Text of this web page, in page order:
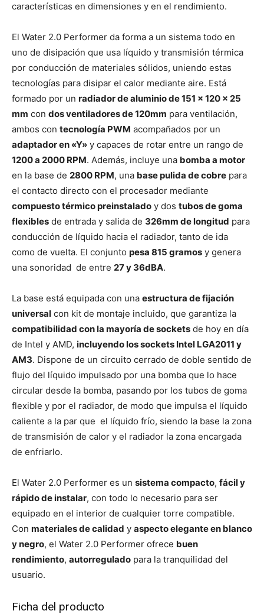
características en dimensiones y en el rendimiento.
El Water 2.0 Performer da forma a un sistema todo en
uno de disipación que usa líquido y transmisión térmica
por conducción de materiales sólidos, uniendo estas
tecnologías para disipar el calor mediante aire. Está
formado por un radiador de aluminio de 151 x 120 x 25
mm con dos ventiladores de 120mm para ventilación,
ambos con tecnología PWM acompañados por un
adaptador en «Y» y capaces de rotar entre un rango de
1200 a 2000 RPM. Además, incluye una bomba a motor
en la base de 2800 RPM, una base pulida de cobre para
el contacto directo con el procesador mediante
compuesto térmico preinstalado y dos tubos de goma
flexibles de entrada y salida de 326mm de longitud para
conducción de líquido hacia el radiador, tanto de ida
como de vuelta. El conjunto pesa 815 gramos y genera
una sonoridad de entre 27 y 36dBA.
La base está equipada con una estructura de fijación
universal con kit de montaje incluido, que garantiza la
compatibilidad con la mayoría de sockets de hoy en día
de Intel y AMD, incluyendo los sockets Intel LGA2011 y
AM3. Dispone de un circuito cerrado de doble sentido de
flujo del líquido impulsado por una bomba que lo hace
circular desde la bomba, pasando por los tubos de goma
flexible y por el radiador, de modo que impulsa el líquido
caliente a la par que el líquido frío, siendo la base la zona
de transmisión de calor y el radiador la zona encargada
de enfriarlo.
El Water 2.0 Performer es un sistema compacto, fácil y
rápido de instalar, con todo lo necesario para ser
equipado en el interior de cualquier torre compatible.
Con materiales de calidad y aspecto elegante en blanco
y negro, el Water 2.0 Performer ofrece buen
rendimiento, autorregulado para la tranquilidad del
usuario.
Ficha del producto